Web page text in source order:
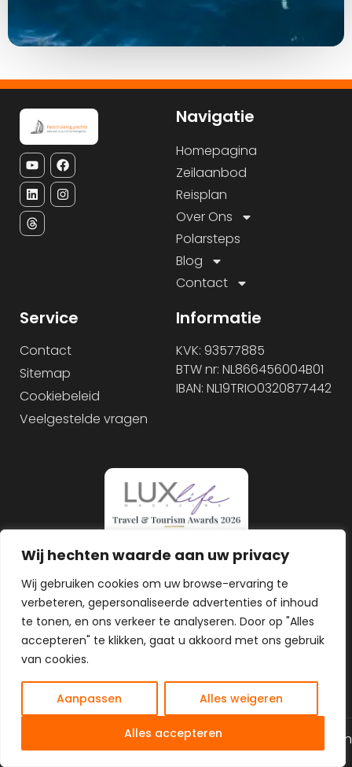
Wij hechten waarde aan uw privacy
Wij gebruiken cookies om uw browse-ervaring te
verbeteren, gepersonaliseerde advertenties of inhoud
te tonen, en ons verkeer te analyseren. Door op "Alles
accepteren" te klikken, gaat u akkoord met ons gebruik
van cookies.
Aanpassen Alles weigeren
Alles accepteren
Navigatie
Homepagina
Zeilaanbod
Reisplan
Over Ons
Polarsteps
Blog
Contact
Service
Contact
Sitemap
Cookiebeleid
Veelgestelde vragen
Informatie
KVK: 93577885
BTW nr: NL866456004B01
IBAN: NL19TRIO0320877442
© 2026 Alle rechten gereserveerdAlgemene voorwaarden